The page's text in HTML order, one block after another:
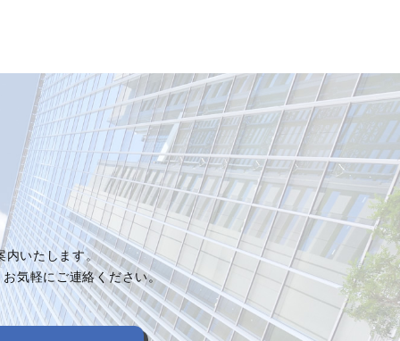
内いたします。
気軽にご連絡ください。